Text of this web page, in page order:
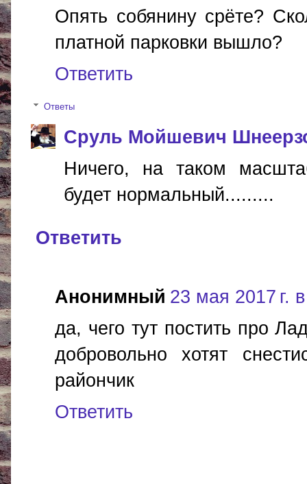
Опять собянину срёте?
платной парковки вышло?
Ответить
Ответы
Сруль Мойшевич
Ничего, на таком
будет нормальный.........
Ответить
Анонимный 23 мая 2017 г.
да, чего тут постить про
добровольно хотят
райончик
Ответить